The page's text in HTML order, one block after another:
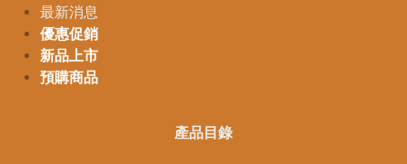
最新消息
優惠促銷
新品上市
預購商品
產品目錄